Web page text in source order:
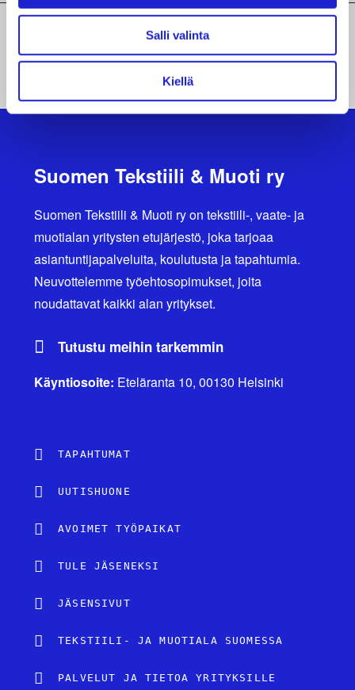
Salli valinta
Kiellä
KAIKKI JÄSENYRITYKSEMME
Suomen Tekstiili & Muoti ry
Suomen Tekstiili & Muoti ry on tekstiili-, vaate- ja
muotialan yritysten etujärjestö, joka tarjoaa
asiantuntijapalveluita, koulutusta ja tapahtumia.
Neuvottelemme työehtosopimukset, joita
noudattavat kaikki alan yritykset.
Tutustu meihin tarkemmin
Käyntiosoite: Eteläranta 10, 00130 Helsinki
TAPAHTUMAT
UUTISHUONE
AVOIMET TYÖPAIKAT
TULE JÄSENEKSI
JÄSENSIVUT
TEKSTIILI- JA MUOTIALA SUOMESSA
PALVELUT JA TIETOA YRITYKSILLE